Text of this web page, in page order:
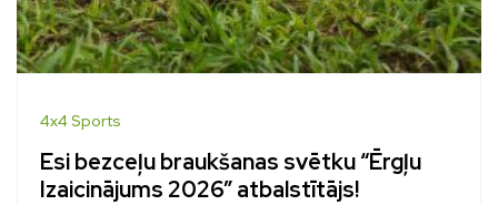
4x4 Sports
Esi bezceļu braukšanas svētku “Ērgļu
Izaicinājums 2026” atbalstītājs!